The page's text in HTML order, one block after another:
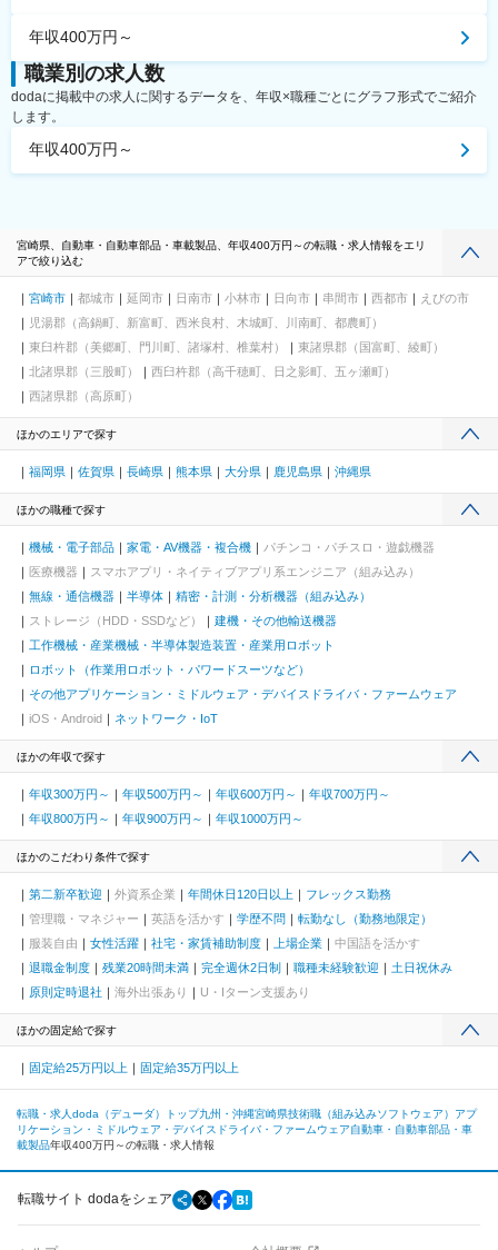
年収400万円～
職業別の求人数
dodaに掲載中の求人に関するデータを、年収×職種ごとにグラフ形式でご紹介
します。
年収400万円～
宮崎県、自動車・自動車部品・車載製品、年収400万円～の転職・求人情報をエリ
アで絞り込む
宮崎市 都城市 延岡市 日南市 小林市 日向市 串間市 西都市
えびの市
児湯郡（高鍋町、新富町、西米良村、木城町、川南町、都農町）
東臼杵郡（美郷町、門川町、諸塚村、椎葉村）
東諸県郡（国富町、綾町）
北諸県郡（三股町）
西臼杵郡（高千穂町、日之影町、五ヶ瀬町）
西諸県郡（高原町）
ほかのエリアで探す
福岡県 佐賀県 長崎県 熊本県 大分県 鹿児島県 沖縄県
ほかの職種で探す
機械・電子部品 家電・AV機器・複合機
パチンコ・パチスロ・遊戯機器
医療機器
スマホアプリ・ネイティブアプリ系エンジニア（組み込み）
無線・通信機器
半導体
精密・計測・分析機器（組み込み）
ストレージ（HDD・SSDなど）
建機・その他輸送機器
工作機械・産業機械・半導体製造装置・産業用ロボット
ロボット（作業用ロボット・パワードスーツなど）
その他アプリケーション・ミドルウェア・デバイスドライバ・ファームウェア
iOS・Android
ネットワーク・IoT
ほかの年収で探す
年収300万円～ 年収500万円～ 年収600万円～
年収700万円～
年収800万円～
年収900万円～ 年収1000万円～
ほかのこだわり条件で探す
第二新卒歓迎 外資系企業 年間休日120日以上
フレックス勤務
管理職・マネジャー
英語を活かす 学歴不問
転勤なし（勤務地限定）
服装自由
女性活躍 社宅・家賃補助制度 上場企業
中国語を活かす
退職金制度
残業20時間未満 完全週休2日制 職種未経験歓迎
土日祝休み
原則定時退社
海外出張あり U・Iターン支援あり
ほかの固定給で探す
固定給25万円以上 固定給35万円以上
転職・求人doda（デューダ）トップ九州・沖縄宮崎県技術職（組み込みソフトウェア） アプ
リケーション・ミドルウェア・デバイスドライバ・ファームウェア自動車・自動車部品・車
載製品年収400万円～の転職・求人情報
転職サイト dodaをシェア